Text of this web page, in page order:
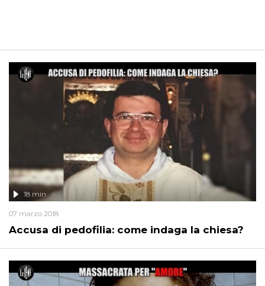
Accusa di pedofilia: come indaga la chiesa?
18 min
07 marzo 2018